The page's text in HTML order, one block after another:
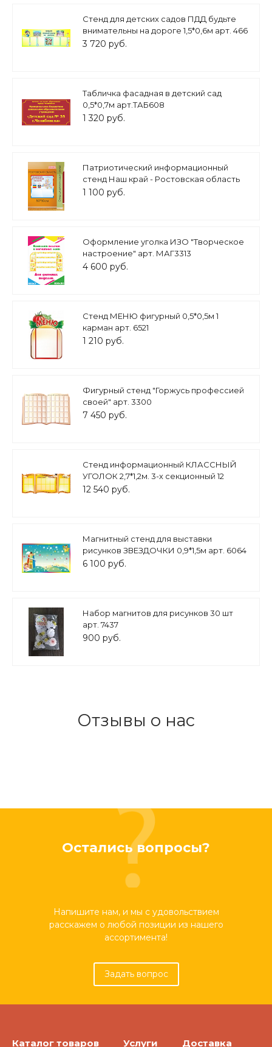
Стенд для детских садов ПДД будьте
внимательны на дороге 1,5*0,6м арт. 466
3 720 руб.
Табличка фасадная в детский сад
0,5*0,7м арт.ТАБ608
1 320 руб.
Патриотический информационный
стенд Наш край - Ростовская область
арт. П2291
1 100 руб.
Оформление уголка ИЗО "Творческое
настроение" арт. МАГ3313
4 600 руб.
Стенд МЕНЮ фигурный 0,5*0,5м 1
карман арт. 6521
1 210 руб.
Фигурный стенд "Горжусь профессией
своей" арт. 3300
7 450 руб.
Стенд информационный КЛАССНЫЙ
УГОЛОК 2,7*1,2м. 3-х секционный 12
карманов арт. 3525
12 540 руб.
Магнитный стенд для выставки
рисунков ЗВЕЗДОЧКИ 0,9*1,5м арт. 6064
6 100 руб.
Набор магнитов для рисунков 30 шт
арт. 7437
900 руб.
Отзывы о нас
Остались вопросы?
Напишите нам, и мы с удовольствием
расскажем о любой позиции из нашего
ассортимента!
Задать вопрос
Каталог товаров Услуги Доставка